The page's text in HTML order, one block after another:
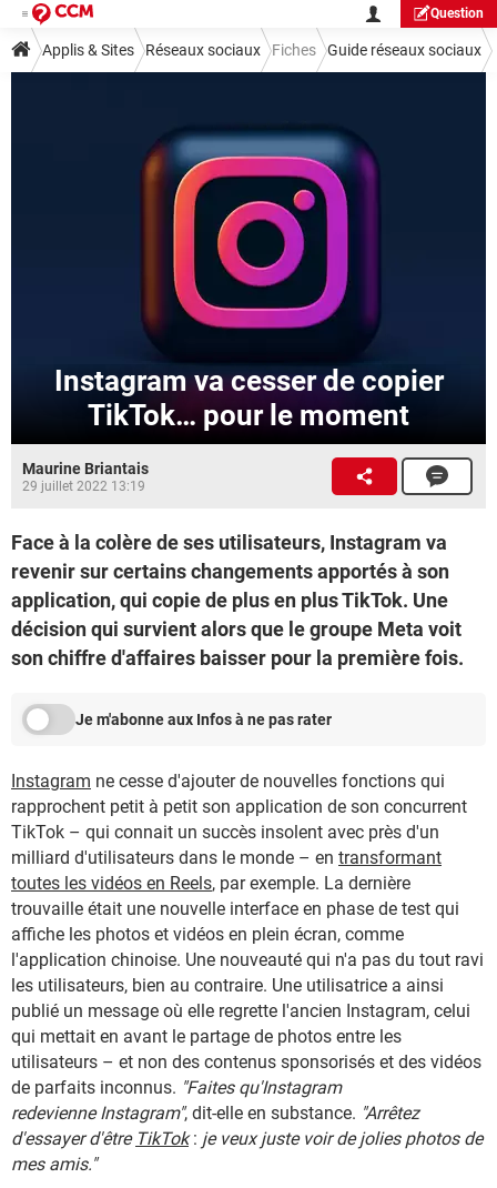
Question
Applis & Sites Réseaux sociaux Fiches Guide réseaux sociaux
Instagram va cesser de copier
TikTok… pour le moment
Maurine Briantais
29 juillet 2022 13:19
Face à la colère de ses utilisateurs, Instagram va
revenir sur certains changements apportés à son
application, qui copie de plus en plus TikTok. Une
décision qui survient alors que le groupe Meta voit
son chiffre d'affaires baisser pour la première fois.
Je m'abonne aux Infos à ne pas rater
Instagram ne cesse d'ajouter de nouvelles fonctions qui
rapprochent petit à petit son application de son concurrent
TikTok – qui connait un succès insolent avec près d'un
milliard d'utilisateurs dans le monde – en transformant
toutes les vidéos en Reels, par exemple. La dernière
trouvaille était une nouvelle interface en phase de test qui
affiche les photos et vidéos en plein écran, comme
l'application chinoise. Une nouveauté qui n'a pas du tout ravi
les utilisateurs, bien au contraire. Une utilisatrice a ainsi
publié un message où elle regrette l'ancien Instagram, celui
qui mettait en avant le partage de photos entre les
utilisateurs – et non des contenus sponsorisés et des vidéos
de parfaits inconnus. "Faites qu'Instagram
redevienne Instagram", dit-elle en substance. "Arrêtez
d'essayer d'être TikTok: je veux juste voir de jolies photos de
mes amis."